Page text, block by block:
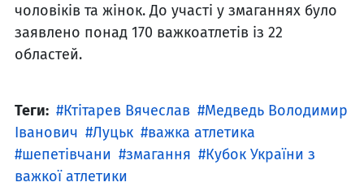
чоловіків та жінок. До участі у змаганнях було
заявлено понад 170 важкоатлетів із 22
областей.
Теги: Ктітарев Вячеслав
Медведь Володимир
Іванович
Луцьк
важка атлетика
шепетівчани
змагання
Кубок України з
важкої атлетики